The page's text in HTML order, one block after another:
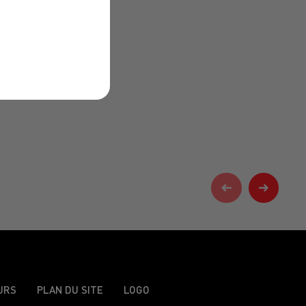
PLAN DU SITE LOGO